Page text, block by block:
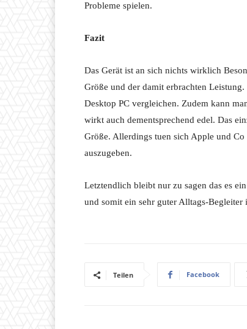
Probleme spielen.
Fazit
Das Gerät ist an sich nichts wirklich
Größe und der damit erbrachten
Desktop PC vergleichen. Zudem kann
wirkt auch dementsprechend edel. Das
Größe. Allerdings tuen sich Apple und
auszugeben.
Letztendlich bleibt nur zu sagen das es
und somit ein sehr guter Alltags-
Teilen Facebook